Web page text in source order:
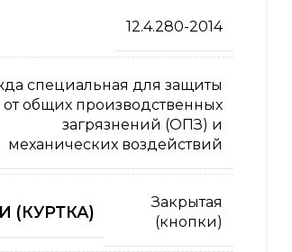
12.4.280-2014
специальная для защиты
от общих производственных
загрязнений (ОПЗ) и
механических воздействий
(КУРТКА)
Закрытая
(кнопки)